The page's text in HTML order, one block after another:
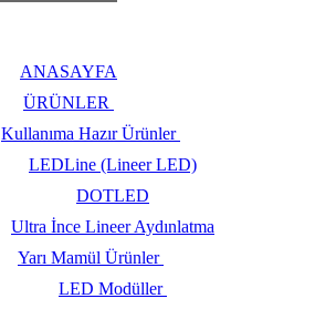
ANASAYFA
ÜRÜNLER
Kullanıma Hazır Ürünler
LEDLine (Lineer LED)
DOTLED
Ultra İnce Lineer Aydınlatma
Yarı Mamül Ürünler
LED Modüller